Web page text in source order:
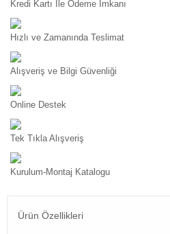
Kredi Kartı İle Ödeme İmkanı
Hızlı ve Zamanında Teslimat
Alışveriş ve Bilgi Güvenliği
Online Destek
Tek Tıkla Alışveriş
Kurulum-Montaj Katalogu
Ürün Özellikleri